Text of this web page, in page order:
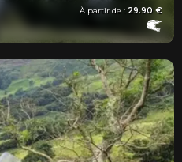
À partir de : 29.90 €